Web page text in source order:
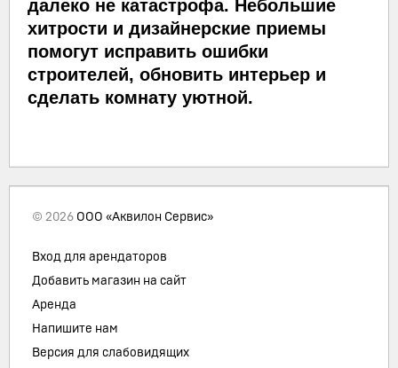
далеко не катастрофа. Небольшие
хитрости и дизайнерские приемы
помогут исправить ошибки
строителей, обновить интерьер и
сделать комнату уютной.
© 2026 ООО «Аквилон Сервис»
Вход для арендаторов
Добавить магазин на сайт
Аренда
Напишите нам
Версия для слабовидящих